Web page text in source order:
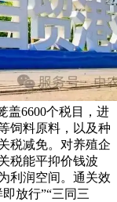
盖6600个税目，进
饲料原料，以及种
税减免。对养殖企
税能平抑价钱波
利润空间。通关效
放行”“三同三